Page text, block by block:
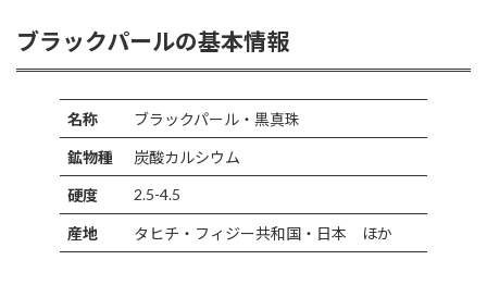
ブラックパールの基本情報
名称 ブラックパール・黒真珠
鉱物種 炭酸カルシウム
硬度 2.5-4.5
産地 タヒチ・フィジー共和国・日本 ほか